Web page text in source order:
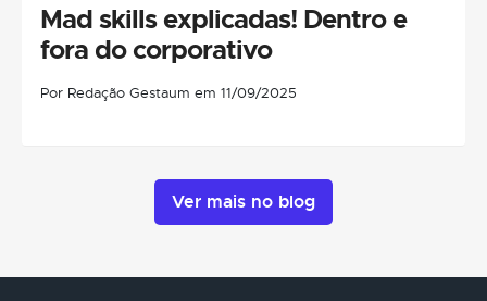
Mad skills explicadas! Dentro e
fora do corporativo
Por Redação Gestaum em 11/09/2025
Ver mais no blog